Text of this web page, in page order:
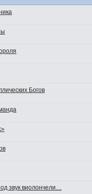
Богов
звук виолончели…